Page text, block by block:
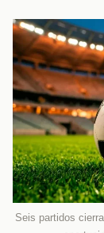
Seis partidos